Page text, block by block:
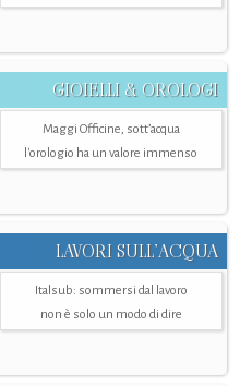
GIOIELLI & OROLOGI
Maggi Officine, sott’acqua
l'orologio ha un valore immenso
LAVORI SULL’ACQUA
Italsub: sommersi dal lavoro
non è solo un modo di dire